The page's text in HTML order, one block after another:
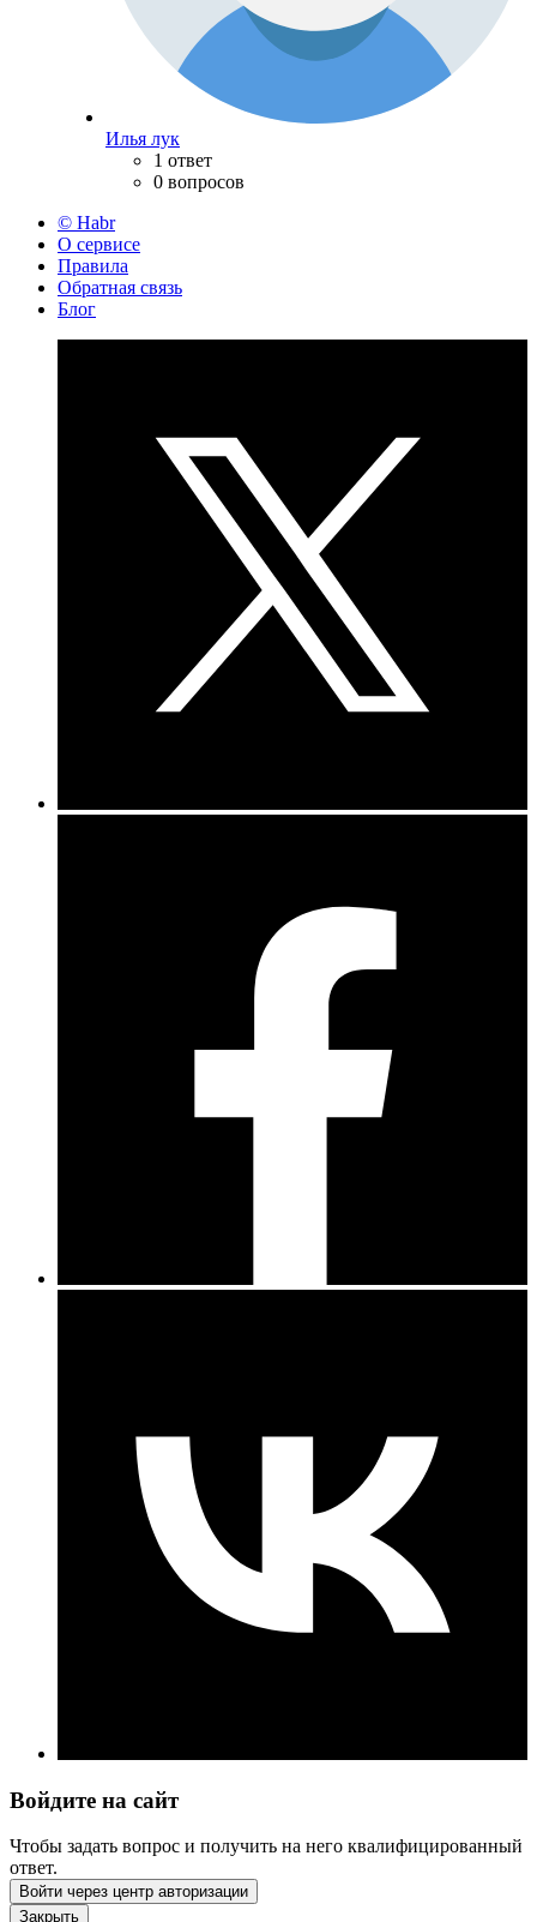
Илья лук
1 ответ
0 вопросов
© Habr
О сервисе
Правила
Обратная связь
Блог
Войдите на сайт
Чтобы задать вопрос и получить на него квалифицированный
ответ.
Войти через центр авторизации
Закрыть